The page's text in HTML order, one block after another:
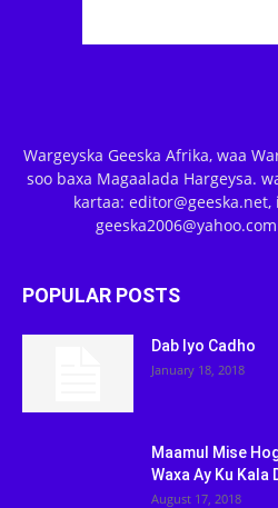
Wargeyska Geeska Afrika, waa
soo baxa Magaalada Hargeysa.
kartaa:
POPULAR POSTS
Dab Iyo Cadho
January 18, 2018
Maamul Mise
Waxa Ay Ku Kala
August 17, 2018